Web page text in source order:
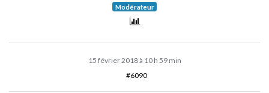
Modérateur
15 février 2018 à 10 h 59 min
#6090